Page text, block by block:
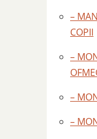
–
COPII
–
–
–